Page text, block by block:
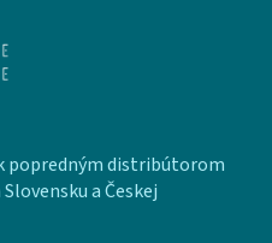
popredným distribútorom
a Českej